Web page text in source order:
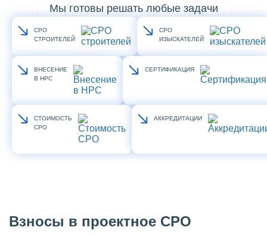
Мы готовы решать любые задачи
СРО
СТРОИТЕЛЕЙ
СРО
ИЗЫСКАТЕЛЕЙ
ВНЕСЕНИЕ
В НРС
СЕРТИФИКАЦИЯ
СТОИМОСТЬ
СРО
АККРЕДИТАЦИИ
Взносы в проектное СРО